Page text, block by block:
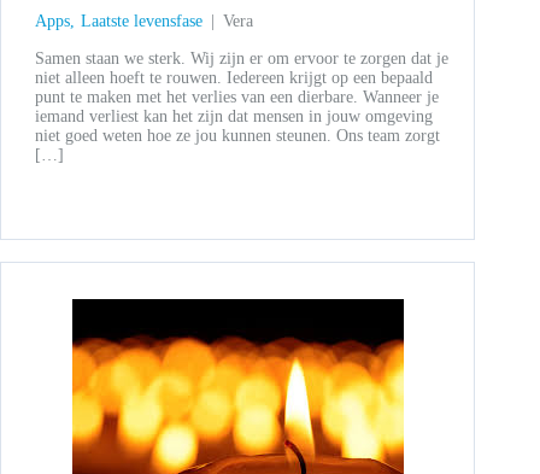
Apps Laatste levensfase Vera
Samen staan we sterk. Wij zijn er om ervoor te zorgen dat je
niet alleen hoeft te rouwen. Iedereen krijgt op een bepaald
punt te maken met het verlies van een dierbare. Wanneer je
iemand verliest kan het zijn dat mensen in jouw omgeving
niet goed weten hoe ze jou kunnen steunen. Ons team zorgt
[…]